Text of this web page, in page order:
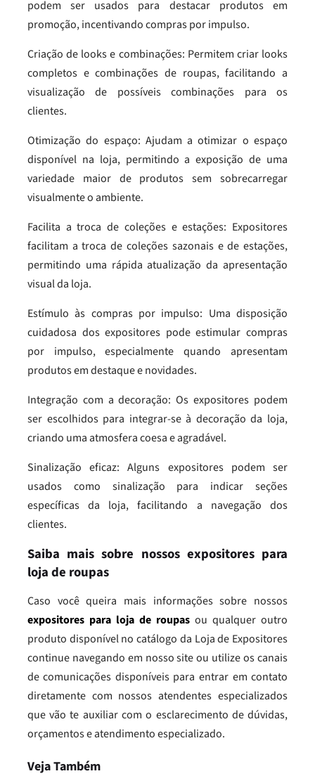
podem ser usados para destacar produtos em
promoção, incentivando compras por impulso.
Criação de looks e combinações: Permitem criar looks
completos e combinações de roupas, facilitando a
visualização de possíveis combinações para os
clientes.
Otimização do espaço: Ajudam a otimizar o espaço
disponível na loja, permitindo a exposição de uma
variedade maior de produtos sem sobrecarregar
visualmente o ambiente.
Facilita a troca de coleções e estações: Expositores
facilitam a troca de coleções sazonais e de estações,
permitindo uma rápida atualização da apresentação
visual da loja.
Estímulo às compras por impulso: Uma disposição
cuidadosa dos expositores pode estimular compras
por impulso, especialmente quando apresentam
produtos em destaque e novidades.
Integração com a decoração: Os expositores podem
ser escolhidos para integrar-se à decoração da loja,
criando uma atmosfera coesa e agradável.
Sinalização eficaz: Alguns expositores podem ser
usados como sinalização para indicar seções
específicas da loja, facilitando a navegação dos
clientes.
Saiba mais sobre nossos expositores para
loja de roupas
Caso você queira mais informações sobre nossos
expositores para loja de roupasou qualquer outro
produto disponível no catálogo da Loja de Expositores
continue navegando em nosso site ou utilize os canais
de comunicações disponíveis para entrar em contato
diretamente com nossos atendentes especializados
que vão te auxiliar com o esclarecimento de dúvidas,
orçamentos e atendimento especializado.
Veja Também